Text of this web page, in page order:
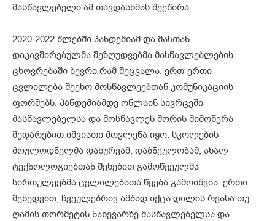
მასწავლებელი ამ თავდასხმას შეეწირა.
2020-2022 წლებში პანდემიამ და მასთან
დაკავშირებულმა შეზღუდვებმა მასწავლებლების
ცხოვრებაში ბევრი რამ შეცვალა. ერთ-ერთი
ცვლილება შეეხო მოსწავლეებთან კომუნიკაციის
ფორმებს. პანდემიამდე ონლაინ სივრცეში
მასწავლებელსა და მოსწავლეს შორის მიმოწერა
შედარებით იშვიათი მოვლენა იყო. სკოლების
მოულოდნელმა დახურვამ, დაბნეულობამ, ახალ
ტექნოლოგიებთან შეხებით გამოწვეულმა
სირთულეებმა ცვლილებათა წყება გამოიწვია. ერთი
შეხედვით, ჩვეულებრივ ამბად იქცა დილის რვასა თუ
ღამის თორმეტის ნახევარზე მასწავლებელსა და